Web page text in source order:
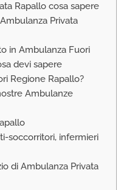
PEDIATRICO
Rapallo cosa sapere
Privata
in Ambulanza Fuori
devi sapere
Regione Rapallo?
Ambulanze
soccorritori, infermieri
di Ambulanza Privata